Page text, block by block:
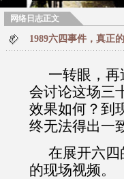
网络日志正文
1989六四事件，真正
一转眼，
会讨论这场三
效果如何？到
终无法得出一
在展开六
的现场视频。